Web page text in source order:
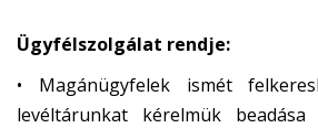
Ügyfélszolgálat rendje:
• Magánügyfelek ismét
levéltárunkat kérelmük beadása